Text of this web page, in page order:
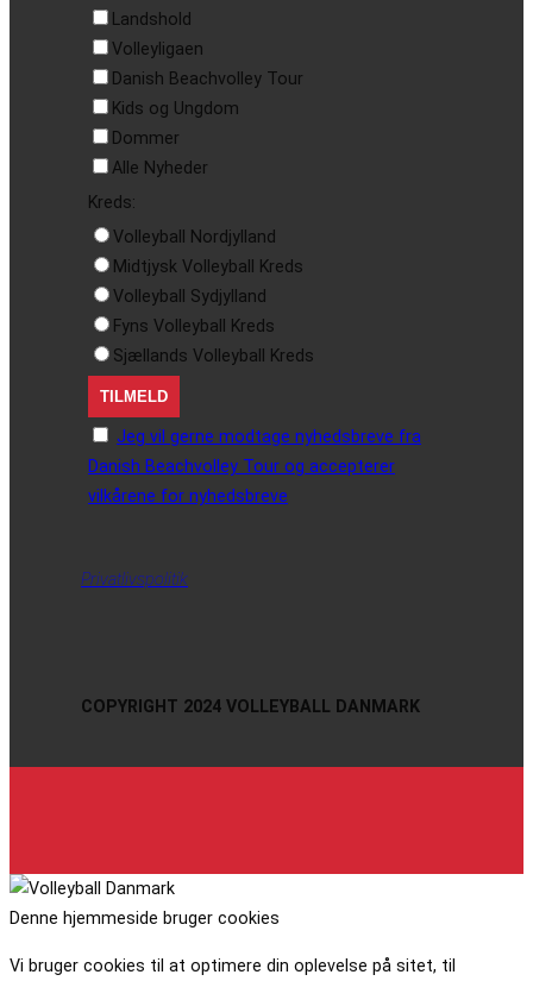
Landshold
Volleyligaen
Danish Beachvolley Tour
Kids og Ungdom
Dommer
Alle Nyheder
Kreds:
Volleyball Nordjylland
Midtjysk Volleyball Kreds
Volleyball Sydjylland
Fyns Volleyball Kreds
Sjællands Volleyball Kreds
Jeg vil gerne modtage nyhedsbreve fra
Danish Beachvolley Tour og accepterer
vilkårene for nyhedsbreve
Privatlivspolitik
COPYRIGHT 2024 VOLLEYBALL DANMARK
Denne hjemmeside bruger cookies
Vi bruger cookies til at optimere din oplevelse på sitet, til